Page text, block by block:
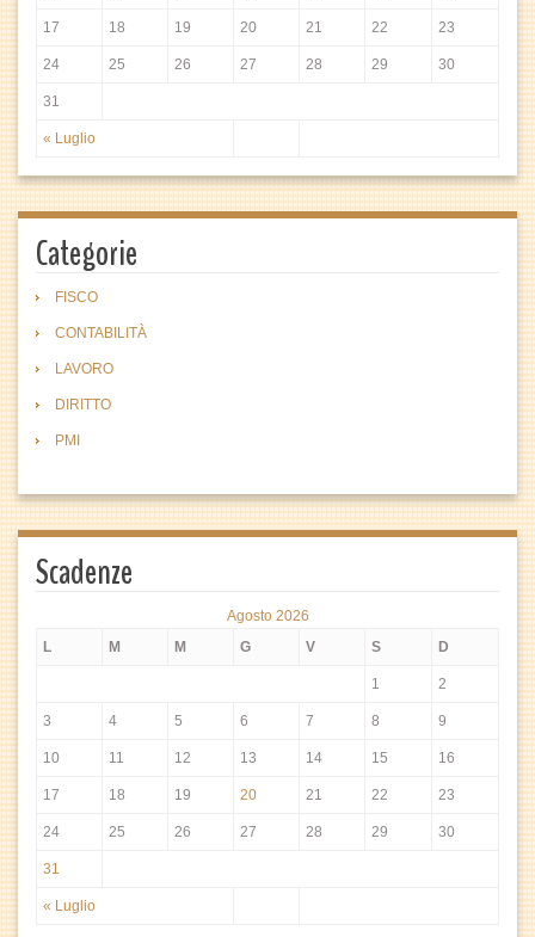
« Luglio
17 18 19 20 21 22 23
24 25 26 27 28 29 30
31
Categorie
FISCO
CONTABILITÀ
LAVORO
DIRITTO
PMI
Scadenze
Agosto 2026
L
M M G V S D
« Luglio
1 2
3 4 5 6 7 8 9
10 11 12 13 14 15 16
17 18 19 20 21 22 23
24 25 26 27 28 29 30
31